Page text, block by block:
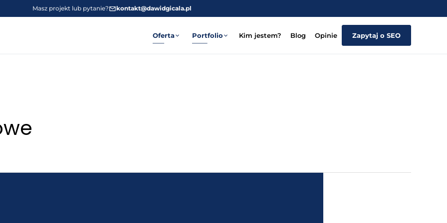
Masz projekt lub pytanie? kontakt@dawidgicala.pl
Oferta Portfolio Kim jestem? Blog Opinie Zapytaj o SEO